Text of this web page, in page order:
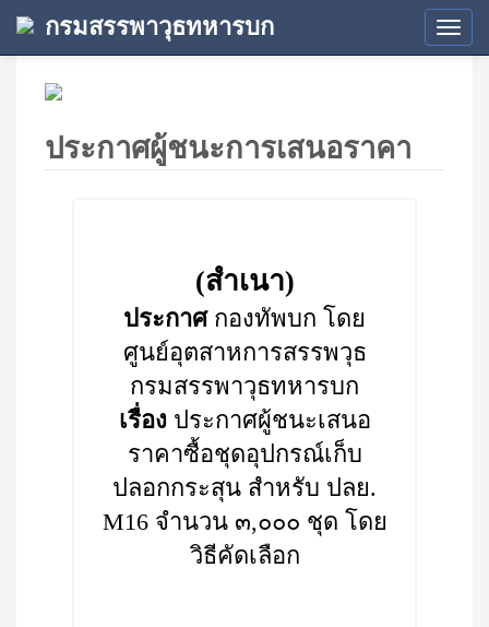
กรมสรรพาวุธทหารบก
ประกาศผู้ชนะการเสนอราคา
(สำเนา)
ประกาศกองทัพบก โดย
ศูนย์อุตสาหการสรรพวุธ
กรมสรรพาวุธทหารบก
เรื่อง ประกาศผู้ชนะเสนอ
ราคาซื้อชุดอุปกรณ์เก็บ
ปลอกกระสุน สำหรับ ปลย.
M16 จำนวน ๓,๐๐๐ ชุด โดย
วิธีคัดเลือก